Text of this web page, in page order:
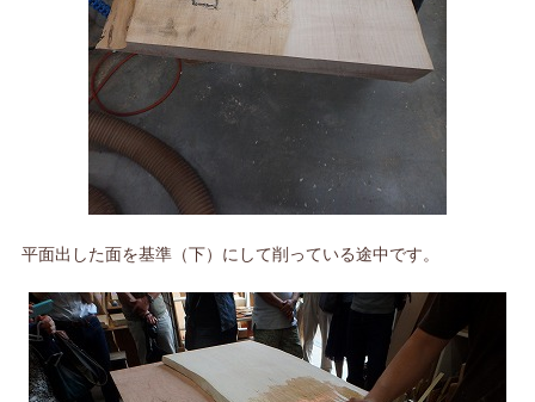
平面出した面を基準（下）にして削っている途中です。